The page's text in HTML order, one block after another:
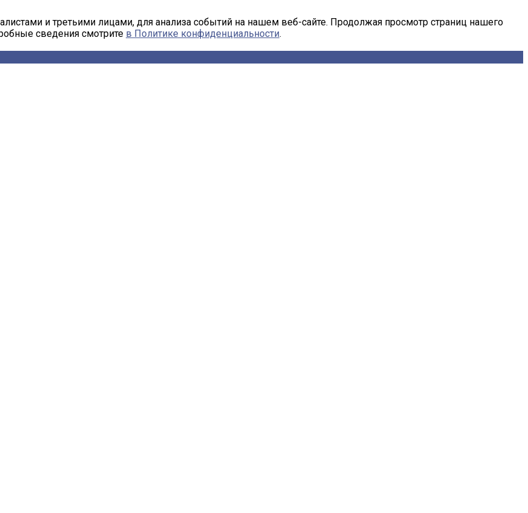
и третьими лицами, для анализа событий на нашем веб-сайте. Продолжая просмотр страниц нашего
сведения смотрите в Политике конфиденциальности.